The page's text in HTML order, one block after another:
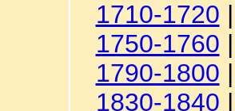
1710-1720 |
1750-1760 |
1790-1800 |
1830-1840 |